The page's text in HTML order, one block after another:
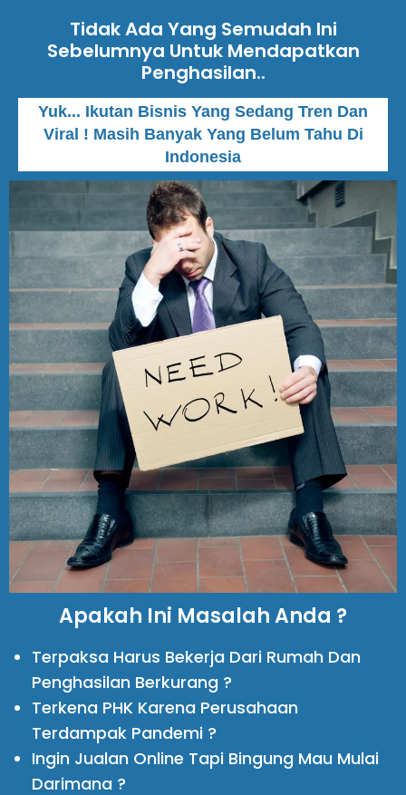
Tidak Ada Yang Semudah Ini
Sebelumnya Untuk Mendapatkan
Penghasilan..
Yuk... Ikutan Bisnis Yang Sedang Tren Dan
Viral ! Masih Banyak Yang Belum Tahu Di
Indonesia
Apakah Ini Masalah Anda ?
Terpaksa Harus Bekerja Dari Rumah Dan
Penghasilan Berkurang ?
Terkena PHK Karena Perusahaan
Terdampak Pandemi ?
Ingin Jualan Online Tapi Bingung Mau Mulai
Darimana ?